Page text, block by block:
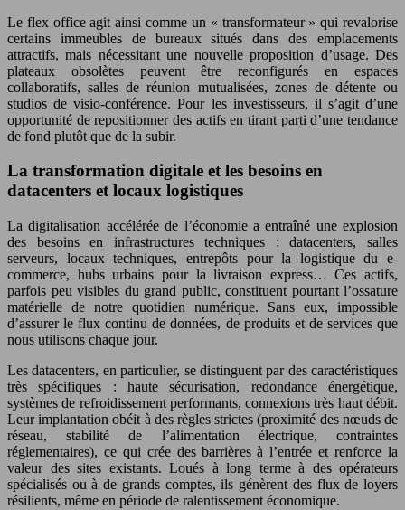
Le flex office agit ainsi comme un « transformateur » qui revalorise
certains immeubles de bureaux situés dans des emplacements
attractifs, mais nécessitant une nouvelle proposition d’usage. Des
plateaux obsolètes peuvent être reconfigurés en espaces
collaboratifs, salles de réunion mutualisées, zones de détente ou
studios de visio-conférence. Pour les investisseurs, il s’agit d’une
opportunité de repositionner des actifs en tirant parti d’une tendance
de fond plutôt que de la subir.
La transformation digitale et les besoins en
datacenters et locaux logistiques
La digitalisation accélérée de l’économie a entraîné une explosion
des besoins en infrastructures techniques : datacenters, salles
serveurs, locaux techniques, entrepôts pour la logistique du e-
commerce, hubs urbains pour la livraison express… Ces actifs,
parfois peu visibles du grand public, constituent pourtant l’ossature
matérielle de notre quotidien numérique. Sans eux, impossible
d’assurer le flux continu de données, de produits et de services que
nous utilisons chaque jour.
Les datacenters, en particulier, se distinguent par des caractéristiques
très spécifiques : haute sécurisation, redondance énergétique,
systèmes de refroidissement performants, connexions très haut débit.
Leur implantation obéit à des règles strictes (proximité des nœuds de
réseau, stabilité de l’alimentation électrique, contraintes
réglementaires), ce qui crée des barrières à l’entrée et renforce la
valeur des sites existants. Loués à long terme à des opérateurs
spécialisés ou à de grands comptes, ils génèrent des flux de loyers
résilients, même en période de ralentissement économique.